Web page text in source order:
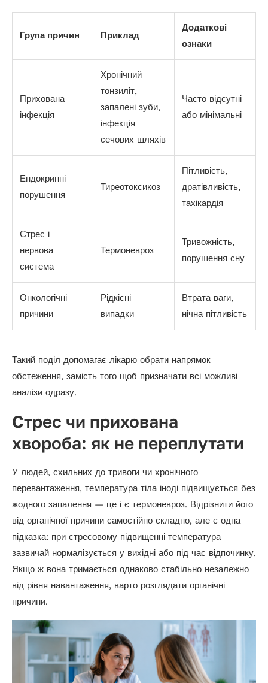
Група причин Приклад
Додаткові
ознаки
Прихована
інфекція
Хронічний
тонзиліт,
запалені зуби,
інфекція
сечових шляхів
Часто відсутні
або мінімальні
Ендокринні
порушення
Тиреотоксикоз
Пітливість,
дратівливість,
тахікардія
Стрес і
нервова
система
Термоневроз
Тривожність,
порушення сну
Онкологічні
причини
Рідкісні
випадки
Втрата ваги,
нічна пітливість
Такий поділ допомагає лікарю обрати напрямок
обстеження, замість того щоб призначати всі можливі
аналізи одразу.
Стрес чи прихована
хвороба: як не переплутати
У людей, схильних до тривоги чи хронічного
перевантаження, температура тіла іноді підвищується без
жодного запалення — це і є термоневроз. Відрізнити його
від органічної причини самостійно складно, але є одна
підказка: при стресовому підвищенні температура
зазвичай нормалізується у вихідні або під час відпочинку.
Якщо ж вона тримається однаково стабільно незалежно
від рівня навантаження, варто розглядати органічні
причини.